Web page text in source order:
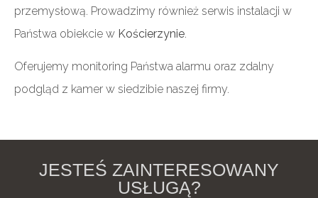
przemysłową. Prowadzimy również serwis instalacji w
Państwa obiekcie w Kościerzynie
Oferujemy monitoring Państwa alarmu oraz zdalny
podgląd z kamer w siedzibie naszej firmy.
JESTEŚ ZAINTERESOWANY
USŁUGĄ?